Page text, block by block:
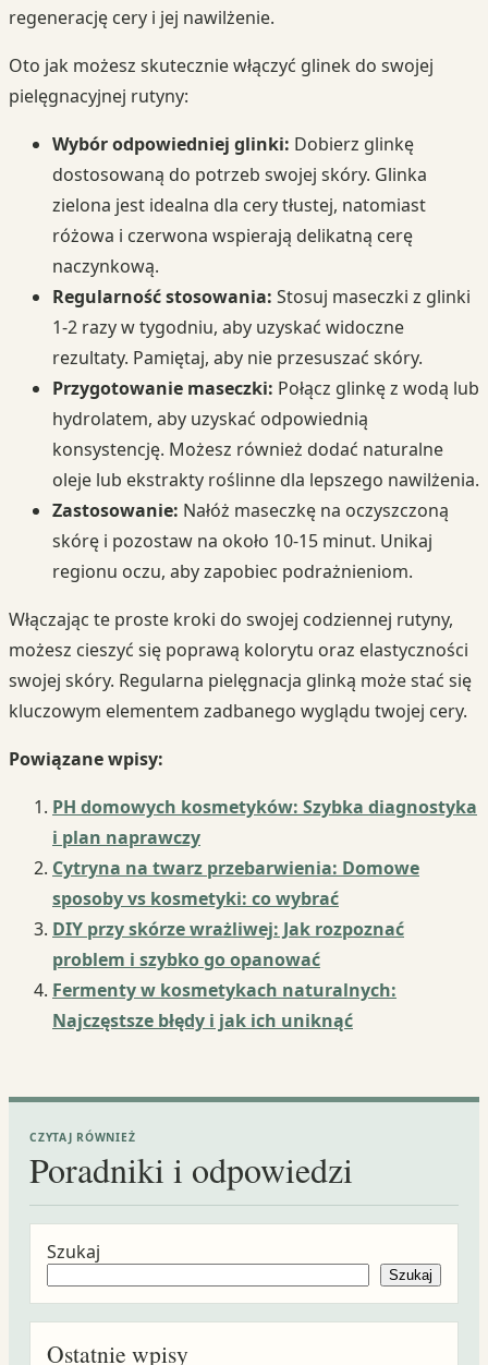
regenerację cery i jej nawilżenie.
Oto jak możesz skutecznie włączyć glinek do swojej
pielęgnacyjnej rutyny:
Wybór odpowiedniej glinki: Dobierz glinkę
dostosowaną do potrzeb swojej skóry. Glinka
zielona jest idealna dla cery tłustej, natomiast
różowa i czerwona wspierają delikatną cerę
naczynkową.
Regularność stosowania: Stosuj maseczki z glinki
1-2 razy w tygodniu, aby uzyskać widoczne
rezultaty. Pamiętaj, aby nie przesuszać skóry.
Przygotowanie maseczki: Połącz glinkę z wodą lub
hydrolatem, aby uzyskać odpowiednią
konsystencję. Możesz również dodać naturalne
oleje lub ekstrakty roślinne dla lepszego nawilżenia.
Zastosowanie: Nałóż maseczkę na oczyszczoną
skórę i pozostaw na około 10-15 minut. Unikaj
regionu oczu, aby zapobiec podrażnieniom.
Włączając te proste kroki do swojej codziennej rutyny,
możesz cieszyć się poprawą kolorytu oraz elastyczności
swojej skóry. Regularna pielęgnacja glinką może stać się
kluczowym elementem zadbanego wyglądu twojej cery.
Powiązane wpisy:
PH domowych kosmetyków: Szybka diagnostyka
i plan naprawczy
Cytryna na twarz przebarwienia: Domowe
sposoby vs kosmetyki: co wybrać
DIY przy skórze wrażliwej: Jak rozpoznać
problem i szybko go opanować
Fermenty w kosmetykach naturalnych:
Najczęstsze błędy i jak ich uniknąć
CZYTAJ RÓWNIEŻ
Poradniki i odpowiedzi
Szukaj
Szukaj
Ostatnie wpisy